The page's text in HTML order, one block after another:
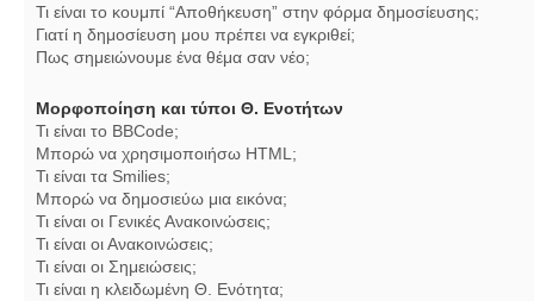
Τι είναι το κουμπί “Αποθήκευση” στην φόρμα δημοσίευσης;
Γιατί η δημοσίευση μου πρέπει να εγκριθεί;
Πως σημειώνουμε ένα θέμα σαν νέο;
Μορφοποίηση και τύποι Θ. Ενοτήτων
Τι είναι το BBCode;
Μπορώ να χρησιμοποιήσω HTML;
Τι είναι τα Smilies;
Μπορώ να δημοσιεύω μια εικόνα;
Τι είναι οι Γενικές Ανακοινώσεις;
Τι είναι οι Ανακοινώσεις;
Τι είναι οι Σημειώσεις;
Τι είναι η κλειδωμένη Θ. Ενότητα;